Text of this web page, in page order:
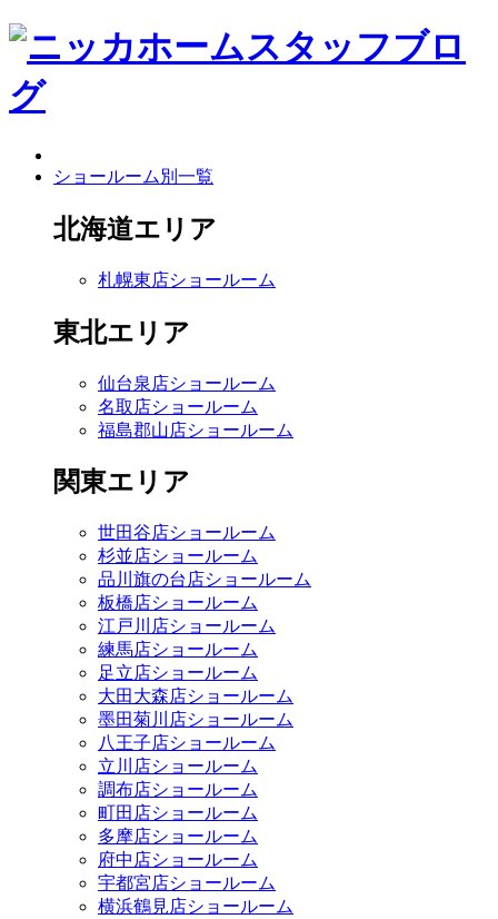
ショールーム別一覧
北海道エリア
札幌東店ショールーム
東北エリア
仙台泉店ショールーム
名取店ショールーム
福島郡山店ショールーム
関東エリア
世田谷店ショールーム
杉並店ショールーム
品川旗の台店ショールーム
板橋店ショールーム
江戸川店ショールーム
練馬店ショールーム
足立店ショールーム
大田大森店ショールーム
墨田菊川店ショールーム
八王子店ショールーム
立川店ショールーム
調布店ショールーム
町田店ショールーム
多摩店ショールーム
府中店ショールーム
宇都宮店ショールーム
横浜鶴見店ショールーム